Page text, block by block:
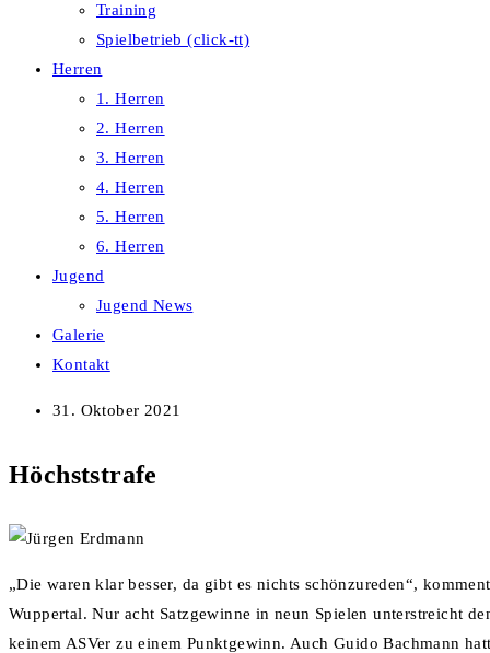
Training
Spielbetrieb (click-tt)
Herren
1. Herren
2. Herren
3. Herren
4. Herren
5. Herren
6. Herren
Jugend
Jugend News
Galerie
Kontakt
31. Oktober 2021
Höchststrafe
„Die waren klar besser, da gibt es nichts schönzureden“,
Wuppertal. Nur acht Satzgewinne in neun Spielen unterstreicht
keinem ASVer zu einem Punktgewinn. Auch Guido Bachmann